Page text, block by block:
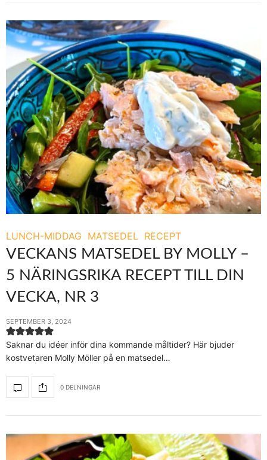
LUNCH-MIDDAG MATSEDEL RECEPT
VECKANS MATSEDEL BY MOLLY –
5 NÄRINGSRIKA RECEPT TILL DIN
VECKA, NR 3
SEPTEMBER 3, 2024
Saknar du idéer inför dina kommande måltider? Här bjuder
kostvetaren Molly Möller på en matsedel…
0 DELNINGAR